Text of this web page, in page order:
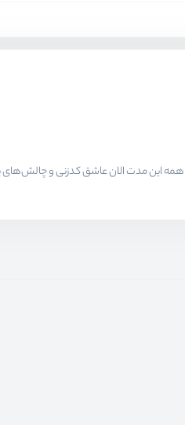
حوزه برنامه نویسی میدیم در همه این مدت الان